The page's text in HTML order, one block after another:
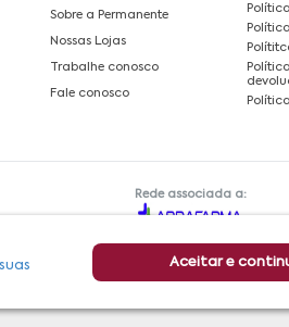
Aceitar e
Sobre a Permanente
Nossas Lojas
Trabalhe conosco
Fale conosco
Rede associada a: